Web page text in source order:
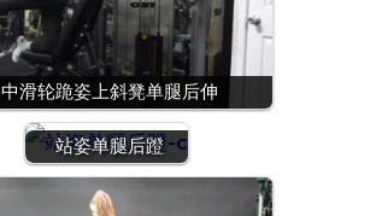
中滑轮跪姿上斜凳单腿后伸
站姿单腿后蹬